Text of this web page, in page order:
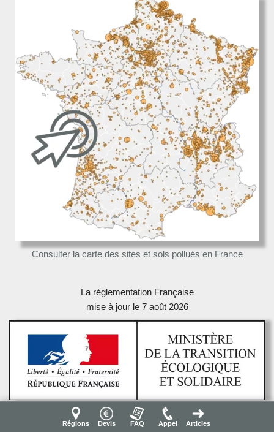
Consulter la carte des sites et sols pollués en France
La réglementation Française
mise à jour le 7 août 2026
Qui est concerné par le diagnostic pollution sols ?
Régions Devis FAQ Appel Articles